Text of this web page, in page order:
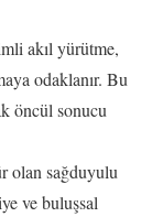
akıl yürütme,
odaklanır. Bu
öncül sonucu
olan sağduyulu
ve buluşsal